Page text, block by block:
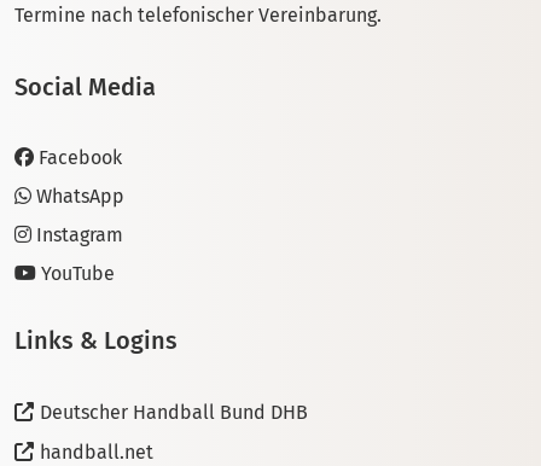
Termine nach telefonischer Vereinbarung.
Social Media
Facebook
WhatsApp
Instagram
YouTube
Links & Logins
Deutscher Handball Bund DHB
handball.net